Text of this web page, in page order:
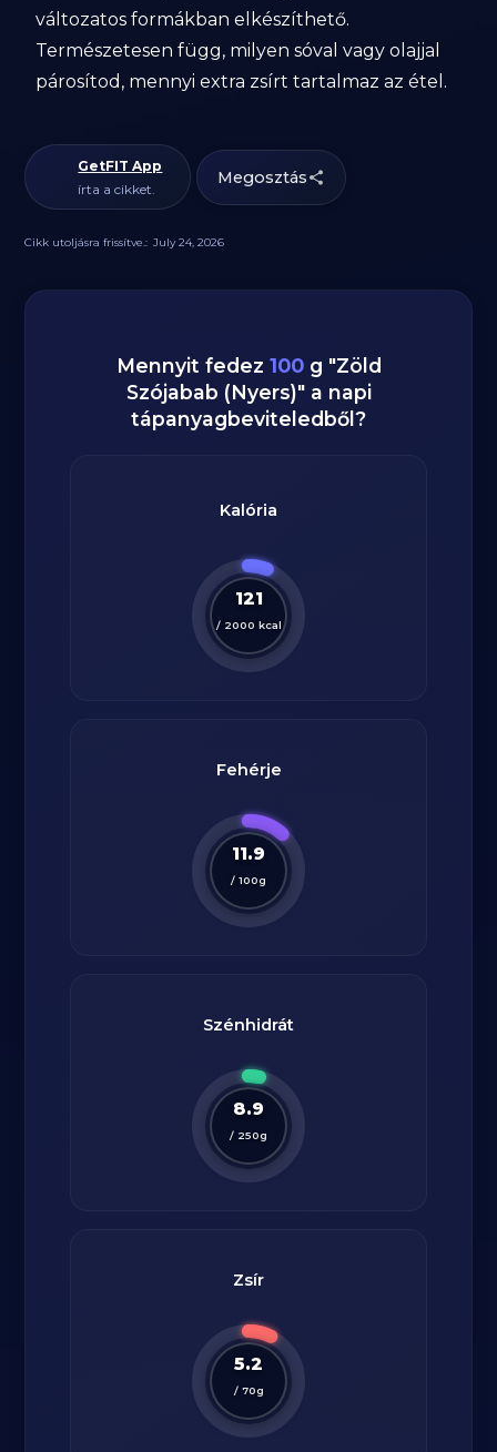
változatos formákban elkészíthető.
Természetesen függ, milyen sóval vagy olajjal
párosítod, mennyi extra zsírt tartalmaz az étel.
GetFIT App
írta a cikket.
Megosztás
Cikk utoljásra frissítve.: July 24, 2026
Mennyit fedez 100 g "Zöld
Szójabab (Nyers)" a napi
tápanyagbeviteledből?
Kalória
121
/ 2000 kcal
Fehérje
11.9
/ 100g
Szénhidrát
8.9
/ 250g
Zsír
5.2
/ 70g